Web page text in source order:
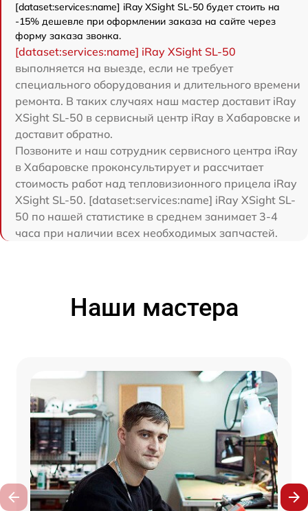
[dataset:services:name] iRay XSight SL-50 будет стоить на
-15% дешевле при оформлении заказа на сайте через
форму заказа звонка.
[dataset:services:name] iRay XSight SL-50
выполняется на выезде, если не требует
специального оборудования и длительного времени
ремонта. В таких случаях наш мастер доставит iRay
XSight SL-50 в сервисный центр iRay в Хабаровске и
доставит обратно.
Позвоните и наш сотрудник сервисного центра iRay
в Хабаровске проконсультирует и рассчитает
стоимость работ над тепловизионного прицела iRay
XSight SL-50. [dataset:services:name] iRay XSight SL-
50 по нашей статистике в среднем занимает 3-4
часа при наличии всех необходимых запчастей.
Наши мастера